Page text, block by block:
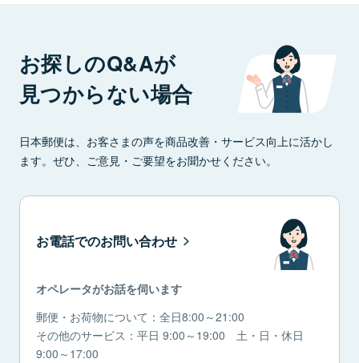
お探しのQ&Aが
見つからない場合
日本郵便は、お客さまの声を商品改善・サービス向上に活かし
ます。ぜひ、ご意見・ご要望をお聞かせください。
お電話でのお問い合わせ
オペレータがお話を伺います
郵便・お荷物について：全日8:00～21:00
その他のサービス：平日 9:00～19:00 土・日・休日
9:00～17:00